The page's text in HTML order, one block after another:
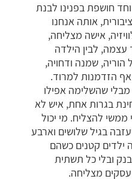
חושפת בפנינו לבנת
אותה אנחנו
אישה מצליחה,
לבין הילדה
שמנה ודחויה,
הזדמנות למרוד.
שהשלימה אפילו
בגרות אחת, איש לא
ממשי להצליח. מי יכול
בגיל שלושים וארבע
ילדים קטנים כשהם
ובלי כל תשתית
מצליחה.